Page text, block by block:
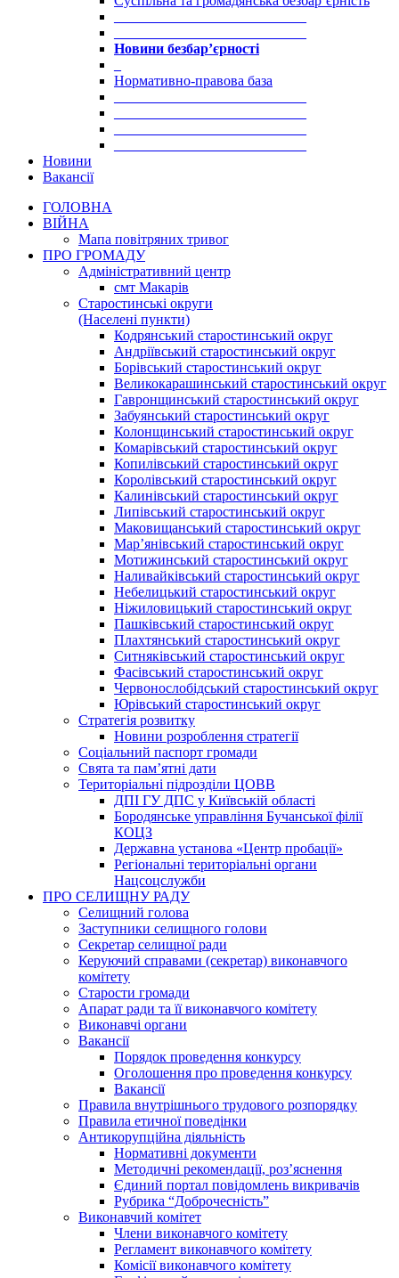
Новини безбар’єрності
Нормативно-правова база
Новини
Вакансії
ГОЛОВНА
ВІЙНА
Мапа повітряних тривог
ПРО ГРОМАДУ
Aдміністративний центр
смт Макарів
Старостинські округи
(Населені пункти)
Кодрянський старостинський округ
Андріївський старостинський округ
Борівський старостинський округ
Великокарашинський старостинський округ
Гавронщинський старостинський округ
Забуянський старостинський округ
Колонщинський старостинський округ
Комарівський старостинський округ
Копилівський старостинський округ
Королівський старостинський округ
Калинівський старостинський округ
Липівський старостинський округ
Маковищанський старостинський округ
Мар’янівський старостинський округ
Мотижинський старостинський округ
Наливайківський старостинський округ
Небелицький старостинський округ
Ніжиловицький старостинський округ
Пашківський старостинський округ
Плахтянський старостинський округ
Ситняківський старостинський округ
Фасівський старостинський округ
Червонослобідський старостинський округ
Юрівський старостинський округ
Стратегія розвитку
Новини розроблення стратегії
Соціальний паспорт громади
Свята та пам’ятні дати
Територіальні підрозділи ЦОВВ
ДПІ ГУ ДПС у Київській області
Бородянське управління Бучанської філії
КОЦЗ
Державна установа «Центр пробації»
Регіональні територіальні органи
Нацсоцслужби
ПРО СЕЛИЩНУ РАДУ
Селищний голова
Заступники селищного голови
Секретар селищної ради
Керуючий справами (секретар) виконавчого
комітету
Старости громади
Апарат ради та її виконавчого комітету
Виконавчі органи
Вакансії
Порядок проведення конкурсу
Оголошення про проведення конкурсу
Вакансії
Правила внутрішнього трудового розпорядку
Правила етичної поведінки
Антикорупційна діяльність
Нормативні документи
Методичні рекомендації, роз’яснення
Єдиний портал повідомлень викривачів
Рубрика “Доброчесність”
Виконавчий комітет
Члени виконавчого комітету
Регламент виконавчого комітету
Комісії виконавчого комітету